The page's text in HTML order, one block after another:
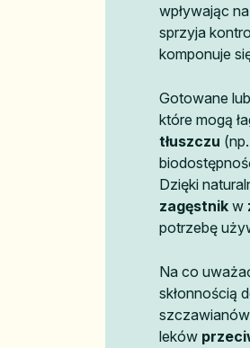
wpływając
sprzyja
komponuje
Gotowane
które mogą
tłuszczu (np.
Dzięki
zagęstnik w
potrzebę
Na co
skłonnością
leków